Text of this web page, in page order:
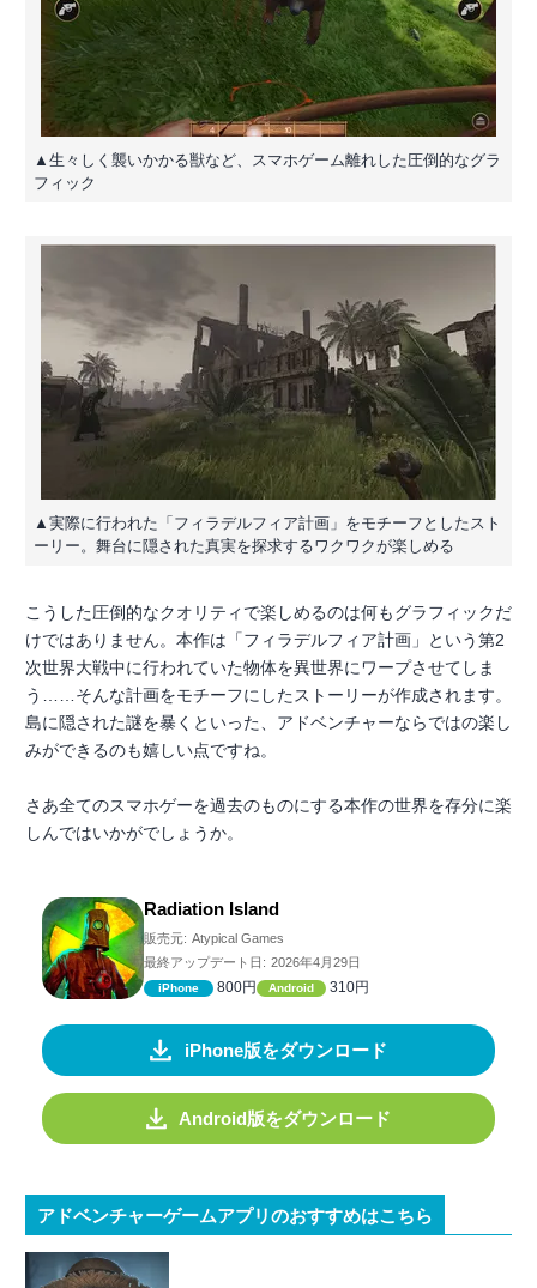
▲生々しく襲いかかる獣など、スマホゲーム離れした圧倒的なグラ
フィック
▲実際に行われた「フィラデルフィア計画」をモチーフとしたスト
ーリー。舞台に隠された真実を探求するワクワクが楽しめる
こうした圧倒的なクオリティで楽しめるのは何もグラフィックだ
けではありません。本作は「フィラデルフィア計画」という第2
次世界大戦中に行われていた物体を異世界にワープさせてしま
う……そんな計画をモチーフにしたストーリーが作成されます。
島に隠された謎を暴くといった、アドベンチャーならではの楽し
みができるのも嬉しい点ですね。
さあ全てのスマホゲーを過去のものにする本作の世界を存分に楽
しんではいかがでしょうか。
Radiation Island
販売元: Atypical Games
最終アップデート日: 2026年4月29日
iPhone 800円 Android 310円
iPhone版をダウンロード
Android版をダウンロード
アドベンチャーゲームアプリのおすすめはこちら